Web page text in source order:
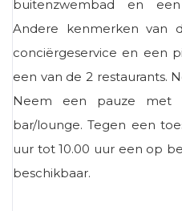
buitenzwembad en
Andere kenmerken van
conciërgeservice en een
een van de 2 restaurants.
Neem een ​​pauze met
bar/lounge. Tegen een
uur tot 10.00 uur een op
beschikbaar.